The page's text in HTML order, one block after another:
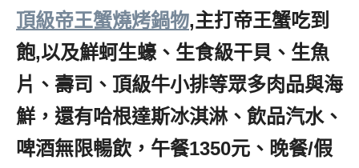
頂級帝王蟹燒烤鍋物,主打帝王蟹吃到
飽,以及鮮蚵生蠔、生食級干貝、生魚
片、壽司、頂級牛小排等眾多肉品與海
鮮，還有哈根達斯冰淇淋、飲品汽水、
啤酒無限暢飲，午餐1350元、晚餐/假